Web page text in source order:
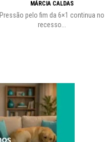
MÁRCIA CALDAS
Pressão pelo fim da 6×1 continua no
recesso...